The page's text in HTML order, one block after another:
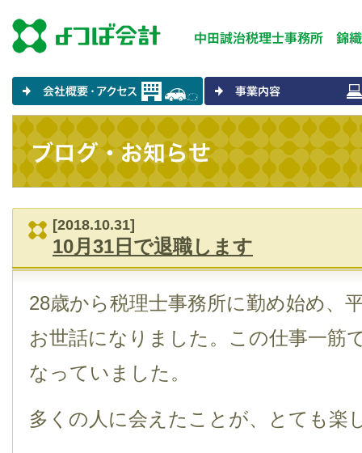
[2018.10.31]
10月31日で退職します
28歳から税理士事務所に勤め始め、
お世話になりました。この仕事一筋
なっていました。
多くの人に会えたことが、とても楽